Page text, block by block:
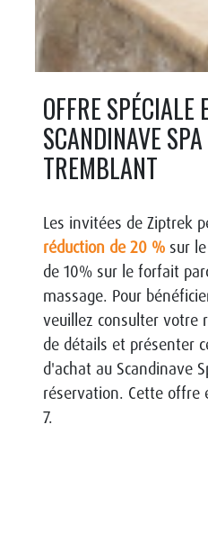
OFFRE SPÉCIALE
SCANDINAVE
TREMBLANT
Les invitées de Ziptrek
réduction de 20 % sur
de 10% sur le forfait
massage. Pour
veuillez consulter votre
de détails et présenter
d'achat au Scandinave
réservation. Cette offre
7.